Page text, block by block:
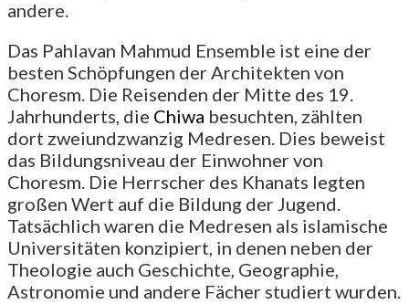
andere.
Das Pahlavan Mahmud Ensemble ist eine der
besten Schöpfungen der Architekten von
Choresm. Die Reisenden der Mitte des 19.
Jahrhunderts, die Chiwa besuchten, zählten
dort zweiundzwanzig Medresen. Dies beweist
das Bildungsniveau der Einwohner von
Choresm. Die Herrscher des Khanats legten
großen Wert auf die Bildung der Jugend.
Tatsächlich waren die Medresen als islamische
Universitäten konzipiert, in denen neben der
Theologie auch Geschichte, Geographie,
Astronomie und andere Fächer studiert wurden.